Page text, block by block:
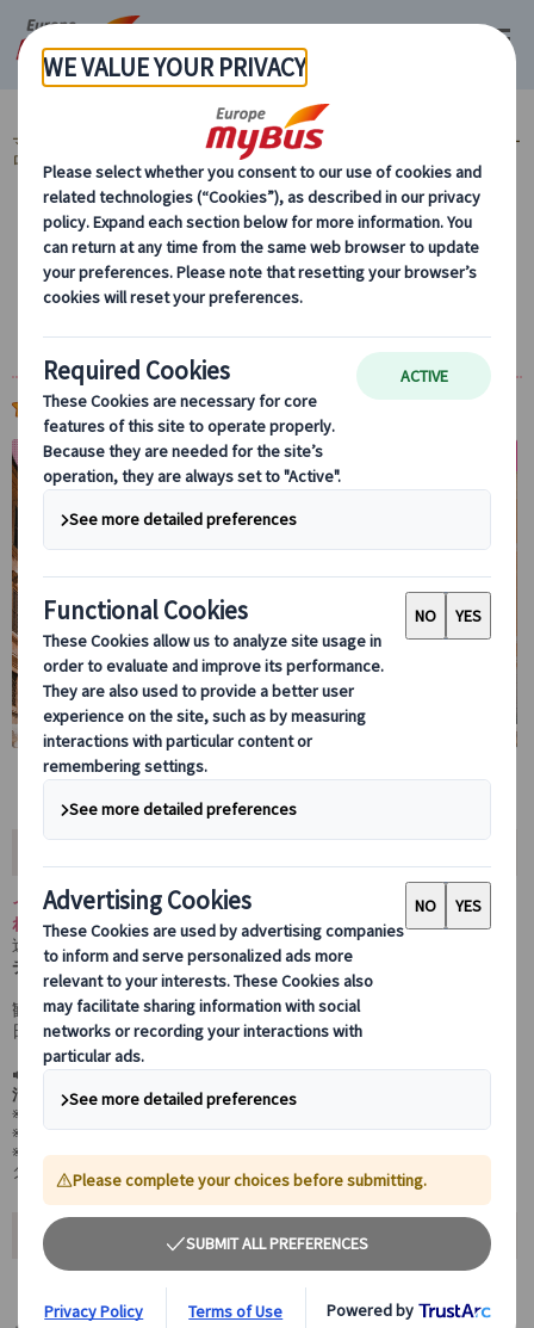
マイバス・ヨーロッパ ヨーロッパ周遊『ランドクルーズ』とは？ (59)
ヨー
ロッパ周遊旅行『ランドクルーズ』 (59)
【10％OFF】まだ間に合う！夏セール中！ (24)
ランドクルーズ｜イタリア周遊ローマ・フィ
レンツェ・ミラノ5日間（ローマ発→ミラノ
着）
5.0 (1件)
イタリアを代表する3大都市、ローマ・フィレンツェ・ミラノを訪
れる贅沢な周遊ツアーです。
途中、 サンジミニャーノ ピサ 、美しい海岸線で知られる世界遺産
チンクエ・テッレ（ヴェルナッツァ）など、見どころ満載のスポッ
トにも立ち寄ります。
観光を楽しみながら移動する効率的なスケジュールで、充実した5
日間をお過ごしいただけます。
🔊自由行動時には日本語オーディオガイド(Europamundo Audio)をご
活用いただけます。
※オーディオガイドが日本語に対応していない都市もございます。
※日本語を選択できる都市はこちらをご覧ください。
※ご自身のスマートフォンでのご利用となり、アプリのご利用にはデー
タ通信が発生します。
おすすめポイント
ローマの歴史と文化を体感